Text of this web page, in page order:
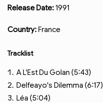
Release Date:1991
Country:France
Tracklist
A L'Est Du Golan (5:43)
Delfeayo's Dilemma (6:17)
Léa (5:04)